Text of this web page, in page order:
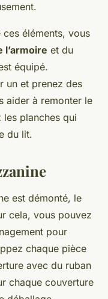
éléments, vous
l’armoire et du
équipé.
un et prenez des
aider à remonter le
planches qui
du lit.
est démonté, le
cela, vous pouvez
pour
chaque pièce
avec du ruban
chaque couverture